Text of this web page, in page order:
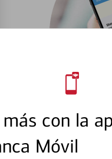
con la
Móvil